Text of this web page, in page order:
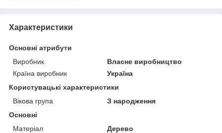
Характеристики
Основні атрибути
Виробник
Власне виробництво
Країна виробник
Україна
Користувацькi характеристики
Вікова група
З народження
Основні
Матеріал
Дерево